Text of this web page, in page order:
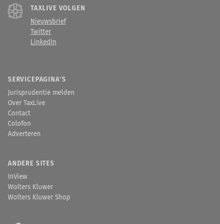
TAXLIVE VOLGEN
Nieuwsbrief
Twitter
LinkedIn
SERVICEPAGINA'S
Jurisprudentie melden
Over TaxLive
Contact
Colofon
Adverteren
ANDERE SITES
InView
Wolters Kluwer
Wolters Kluwer Shop